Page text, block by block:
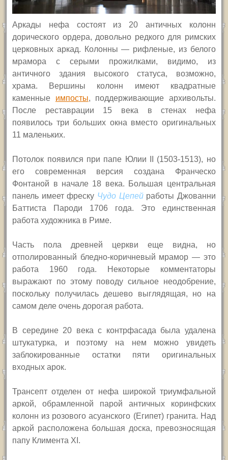
Аркады нефа состоят из 20 античных колонн
дорического ордера, довольно редкого для римских
церковных аркад. Колонны — рифленые, из белого
мрамора с серыми прожилками, видимо, из
античного здания высокого статуса, возможно,
храма. Вершины колонн имеют квадратные
каменные импосты, поддерживающие архивольты.
После реставрации 15 века в стенах нефа
появилось три больших окна вместо оригинальных
11 маленьких.
Потолок появился при папе Юлии
(1503-1513), но
его современная версия создана Франческо
Фонтаной в начале 18 века. Большая центральная
панель имеет фреску Чудо Цепейработы Джованни
Баттиста Пароди 1706 года. Это единственная
работа художника в Риме.
Часть пола древней церкви еще видна, но
отполированный бледно-коричневый мрамор — это
работа 1960 года. Некоторые комментаторы
выражают по этому поводу сильное неодобрение,
поскольку получилась дешево выглядящая, но на
самом деле очень дорогая работа.
В середине 20 века с контрфасада была удалена
штукатурка, и поэтому на нем можно увидеть
заблокированные остатки пяти оригинальных
входных арок.
Трансепт отделен от нефа широкой триумфальной
аркой, обрамленной парой античных коринфских
колонн из розового асуанского (Египет) гранита. Над
аркой расположена большая доска, превозносящая
папу Климента XI.